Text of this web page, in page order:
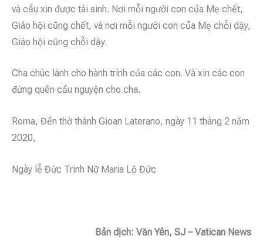
và cầu xin được tái sinh. Nơi mỗi người con của Mẹ chết,
Giáo hội cũng chết, và nơi mỗi người con của Mẹ chỗi dậy,
Giáo hội cũng chỗi dậy.
Cha chúc lành cho hành trình của các con. Và xin các con
đừng quên cầu nguyện cho cha.
Roma, Đền thờ thánh Gioan Laterano, ngày 11 tháng 2 năm
2020,
Ngày lễ Đức Trinh Nữ Maria Lộ Đức
Bản dịch: Văn Yên, SJ – Vatican News